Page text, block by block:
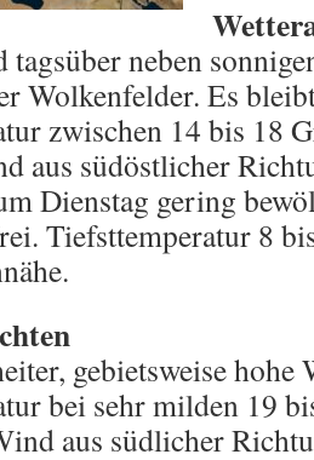
neben
Wolkenfelder. Es
zwischen 14 bis 18
aus südöstlicher
Dienstag gering
Tiefsttemperatur 8
gebietsweise hohe
bei sehr milden 19
aus südlicher